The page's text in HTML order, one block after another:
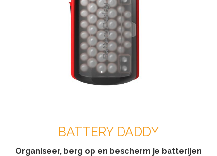
BATTERY DADDY
Organiseer, berg op en bescherm je batterijen